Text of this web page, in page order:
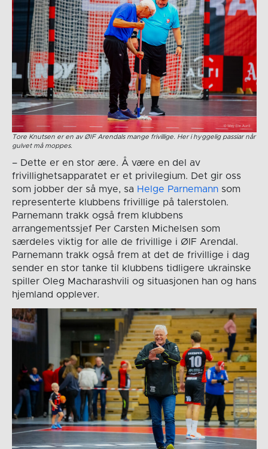
Tore Knutsen er en av ØIF Arendals mange frivillige. Her i hyggelig passiar når
gulvet må moppes.
– Dette er en stor ære. Å være en del av
frivillighetsapparatet er et privilegium. Det gir oss
som jobber der så mye, sa Helge Parnemannsom
representerte klubbens frivillige på talerstolen.
Parnemann trakk også frem klubbens
arrangementssjef Per Carsten Michelsen som
særdeles viktig for alle de frivillige i ØIF Arendal.
Parnemann trakk også frem at det de frivillige i dag
sender en stor tanke til klubbens tidligere ukrainske
spiller Oleg Macharashvili og situasjonen han og hans
hjemland opplever.